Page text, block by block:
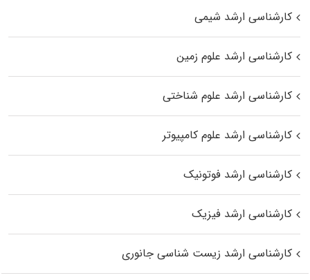
کارشناسی ارشد شیمی
کارشناسی ارشد علوم زمین
کارشناسی ارشد علوم شناختی
کارشناسی ارشد علوم کامپیوتر
کارشناسی ارشد فوتونیک
کارشناسی ارشد فیزیک
کارشناسی ارشد زیست‌ شناسی جانوری